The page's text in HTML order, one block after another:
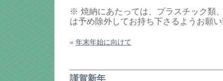
※ 焼納にあたっては、プラスチック類
は予め除外してお持ち下さるようお願
« 年末年始に向けて
謹賀新年